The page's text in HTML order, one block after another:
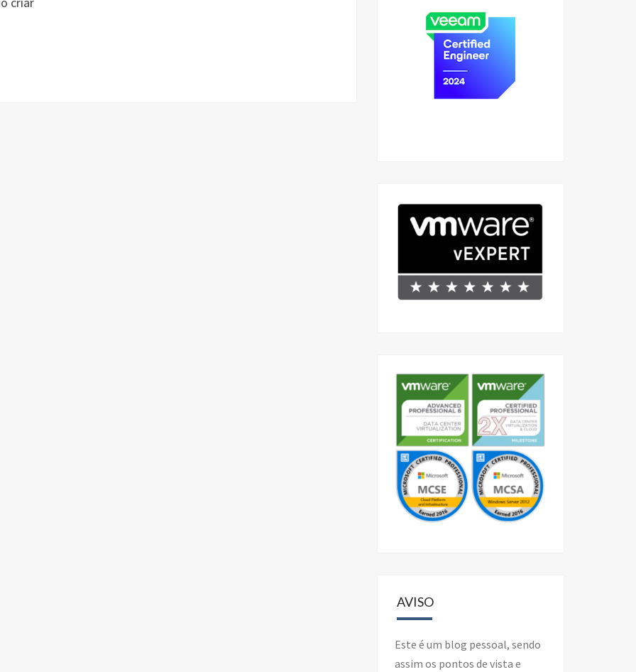
AVISO
Este é um blog pessoal, sendo
assim os pontos de vista e